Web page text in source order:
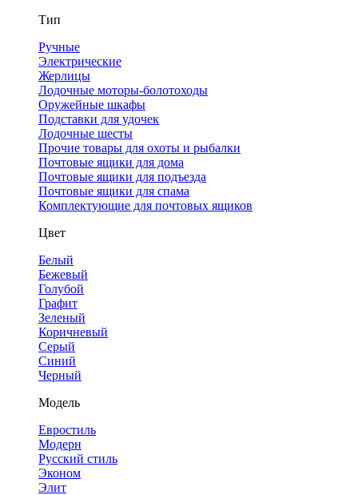
Тип
Ручные
Электрические
Жерлицы
Лодочные моторы-болотоходы
Оружейные шкафы
Подставки для удочек
Лодочные шесты
Прочие товары для охоты и рыбалки
Почтовые ящики для дома
Почтовые ящики для подъезда
Почтовые ящики для спама
Комплектующие для почтовых ящиков
Цвет
Белый
Бежевый
Голубой
Графит
Зеленый
Коричневый
Серый
Синий
Черный
Модель
Евростиль
Модерн
Русский стиль
Эконом
Элит